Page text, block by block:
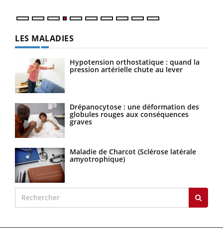
LES MALADIES
Hypotension orthostatique : quand la
pression artérielle chute au lever
Drépanocytose : une déformation des
globules rouges aux conséquences
graves
Maladie de Charcot (Sclérose latérale
amyotrophique)